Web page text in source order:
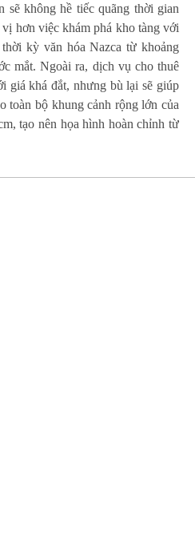
sẽ không hề tiếc quãng thời gian
hơn việc khám phá kho tàng với
kỳ văn hóa Nazca từ khoảng
mắt. Ngoài ra, dịch vụ cho thuê
giá khá đắt, nhưng bù lại sẽ giúp
toàn bộ khung cảnh rộng lớn của
tạo nên họa hình hoàn chỉnh từ